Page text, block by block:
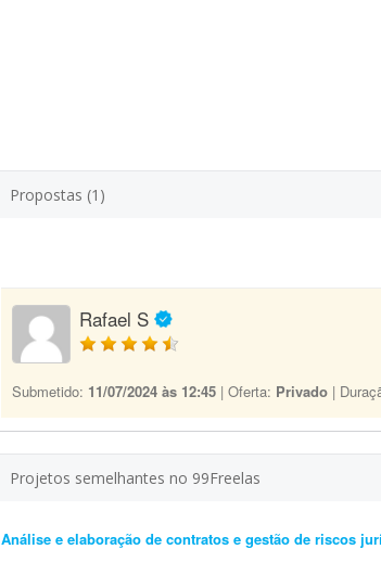
Propostas (1)
Rafael S
Submetido: 11/07/2024 às 12:45 | Oferta: Privado |
Projetos semelhantes no 99Freelas
Análise e elaboração de contratos e gestão de riscos